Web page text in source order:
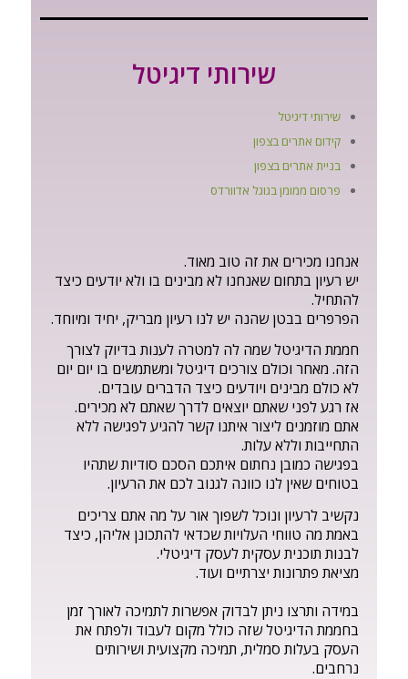
שירותי דיגיטל
שירותי דיגיטל
קידום אתרים בצפון
בניית אתרים בצפון
פרסום ממומן בגוגל אדוורדס
אנחנו מכירים את זה טוב מאוד.
יש רעיון בתחום שאנחנו לא מבינים בו ולא יודעים כיצד
להתחיל.
הפרפרים בבטן שהנה יש לנו רעיון מבריק, יחיד ומיוחד.
חממת הדיגיטל שמה לה למטרה לענות בדיוק לצורך
הזה. מאחר וכולם צורכים דיגיטל ומשתמשים בו יום יום
לא כולם מבינים ויודעים כיצד הדברים עובדים.
אז רגע לפני שאתם יוצאים לדרך שאתם לא מכירים.
אתם מוזמנים ליצור איתנו קשר להגיע לפגישה ללא
התחייבות וללא עלות.
בפגישה כמובן נחתום איתכם הסכם סודיות שתהיו
בטוחים שאין לנו כוונה לגנוב לכם את הרעיון.
נקשיב לרעיון ונוכל לשפוך אור על מה אתם צריכים
באמת מה טווחי העלויות שכדאי להתכונן אליהן, כיצד
לבנות תוכנית עסקית לעסק דיגיטלי.
מציאת פתרונות יצרתיים ועוד.
במידה ותרצו ניתן לבדוק אפשרות לתמיכה לאורך זמן
בחממת הדיגיטל שזה כולל מקום לעבוד ולפתח את
העסק בעלות סמלית, תמיכה מקצועית ושירותים
נרחבים.